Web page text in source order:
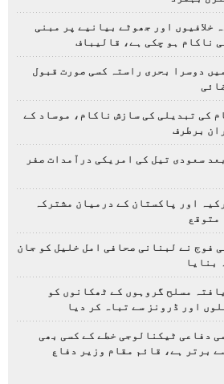
خلافیوں اور جھوٹے بیانیے پر مبنی
ناکام ہو چکی ہے، قالیباف
دوسرا بحری راستہ کسی صورت قبول
کی تبدیلی کی سازش ناکام، موساد کے
برطرف
سعودی تیل کی امریکی درآمدات صفر
اور پاکستان کے درمیان مشترکہ
متوقع
فوج نے لبنانی صحافی امل خلیل کو جان
بنایا
مسلح گروہوں کے ٹھکانوں کو
اور ڈرونز سے تباہ کر دیا
دفاعی ٹیکنالوجی خطے کے کسی بھی
برتر ہے، قائم مقام وزیر دفاع